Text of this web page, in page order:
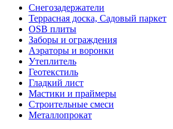
Снегозадержатели
Террасная доска, Садовый паркет
OSB плиты
Заборы и ограждения
Аэраторы и воронки
Утеплитель
Геотекстиль
Гладкий лист
Мастики и праймеры
Строительные смеси
Металлопрокат